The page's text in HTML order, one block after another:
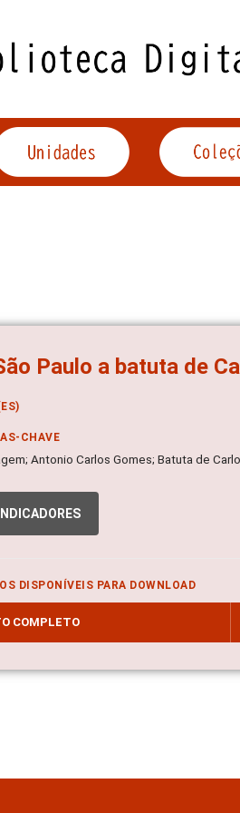
Paulo a batuta de
CHAVE
Antonio Carlos Gomes; Batuta de
INDICADORES
DISPONÍVEIS PARA DOWNLOAD
COMPLETO